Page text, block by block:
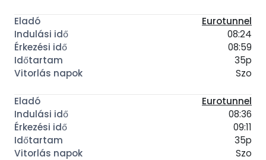
Eurotunnel
08:24
08:59
35p
Szo
Eurotunnel
08:36
09:11
35p
Szo